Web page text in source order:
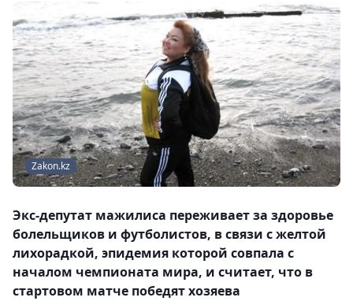
Zakon.kz
Экс-депутат мажилиса переживает за здоровье
болельщиков и футболистов, в связи с желтой
лихорадкой, эпидемия которой совпала с
началом чемпионата мира, и считает, что в
стартовом матче победят хозяева